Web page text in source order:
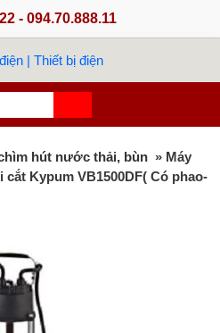
- 094.70.888.11
hút nước thải, bùn » Máy
Kypum VB1500DF( Có phao-